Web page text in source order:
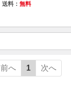
送料： 無料
前へ 1 次へ